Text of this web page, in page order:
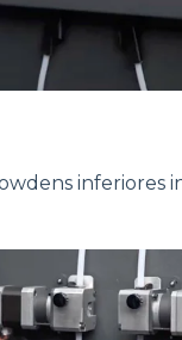
inferiores